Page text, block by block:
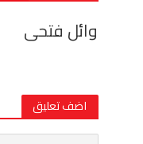
وائل فتحى
اضف تعليق